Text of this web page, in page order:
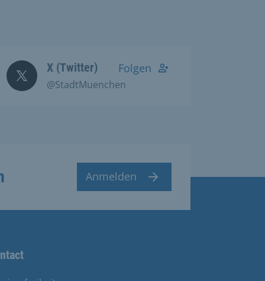
X (Twitter)
@StadtMuenchen
Folgen
Anmelden